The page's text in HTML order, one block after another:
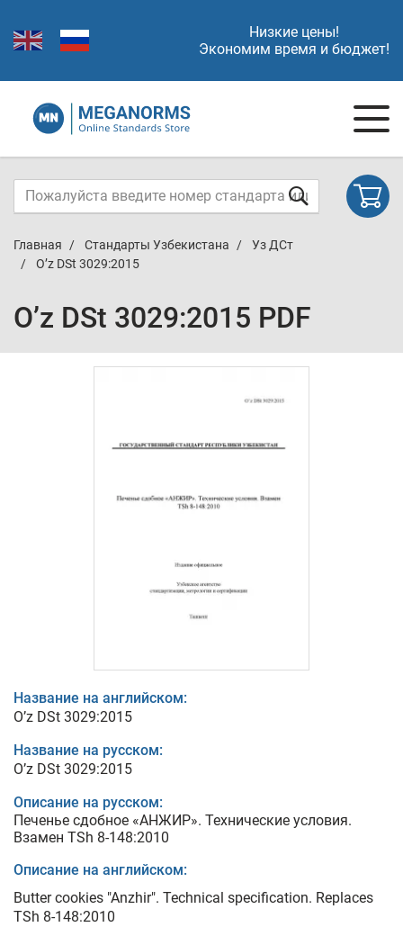
Низкие цены!
Экономим время и бюджет!
Главная Стандарты Узбекистана
Уз ДСт
O’z DSt 3029:2015
O’z DSt 3029:2015 PDF
Название на английском:
O’z DSt 3029:2015
Название на русском:
O’z DSt 3029:2015
Описание на русском:
Печенье сдобное «АНЖИР». Технические условия.
Взамен TSh 8-148:2010
Описание на английском:
Butter cookies "Anzhir". Technical specification. Replaces
TSh 8-148:2010